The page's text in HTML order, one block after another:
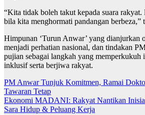
“Kita tidak boleh takut kepada suara
bila kita menghormati pandangan berbeza,”
Himpunan ‘Turun Anwar’ yang dianjurkan
menjadi perhatian nasional, dan tindakan
pujian sebagai langkah yang memperkukuh
inklusif serta berjiwa rakyat.
Post
navigation
PM Anwar Tunjuk Komitmen, Ramai
Tawaran Tetap
Ekonomi MADANI: Rakyat Nantikan
Sara Hidup & Peluang Kerja